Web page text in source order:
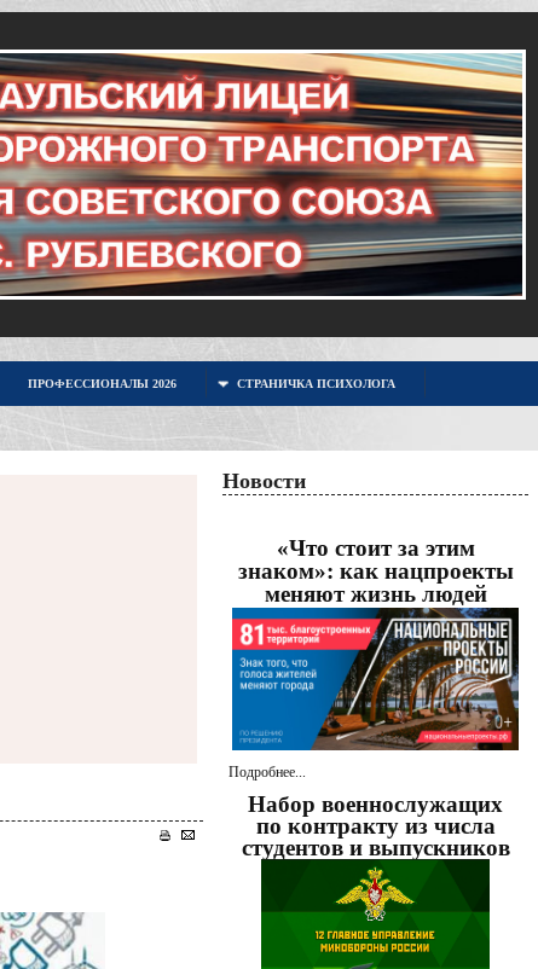
ПРОФЕССИОНАЛЫ 2026 СТРАНИЧКА ПСИХОЛОГА
Новости
«Что стоит за этим
знаком»: как нацпроекты
меняют жизнь людей
Подробнее...
Набор военнослужащих
по контракту из числа
студентов и выпускников